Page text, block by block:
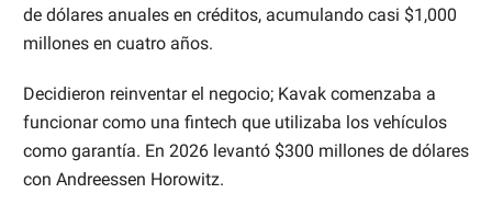
de dólares anuales en créditos, acumulando casi $1,000
millones en cuatro años.
Decidieron reinventar el negocio; Kavak comenzaba a
funcionar como una fintech que utilizaba los vehículos
como garantía. En 2026 levantó $300 millones de dólares
con Andreessen Horowitz.